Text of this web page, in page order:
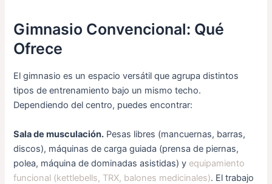
Gimnasio Convencional: Qué
Ofrece
El gimnasio es un espacio versátil que agrupa distintos
tipos de entrenamiento bajo un mismo techo.
Dependiendo del centro, puedes encontrar:
Sala de musculación. Pesas libres (mancuernas, barras,
discos), máquinas de carga guiada (prensa de piernas,
polea, máquina de dominadas asistidas) y equipamiento
funcional (kettlebells, TRX, balones medicinales). El trabajo